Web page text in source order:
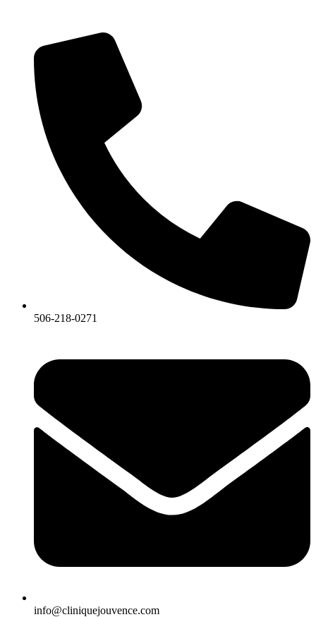
506-218-0271
info@cliniquejouvence.com